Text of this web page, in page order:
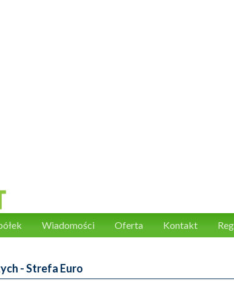
Wiadomości Oferta Kontakt
- Strefa Euro